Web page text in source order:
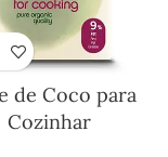
de Coco para
Cozinhar